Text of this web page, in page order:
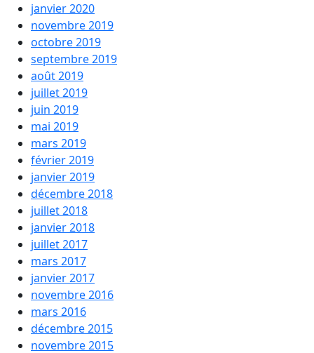
janvier 2020
novembre 2019
octobre 2019
septembre 2019
août 2019
juillet 2019
juin 2019
mai 2019
mars 2019
février 2019
janvier 2019
décembre 2018
juillet 2018
janvier 2018
juillet 2017
mars 2017
janvier 2017
novembre 2016
mars 2016
décembre 2015
novembre 2015